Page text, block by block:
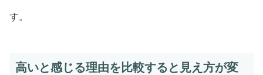
す。
高いと感じる理由を比較すると見え方が変